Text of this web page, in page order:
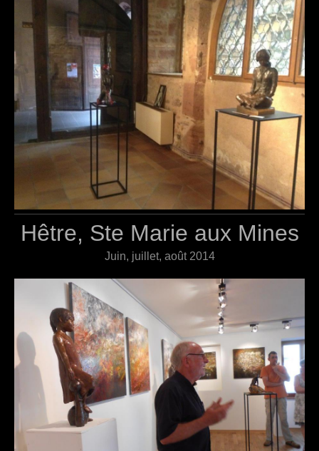
Hêtre, Ste Marie aux Mines
Juin, juillet, août 2014